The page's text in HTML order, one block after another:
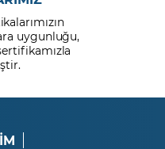
uygunluğu,